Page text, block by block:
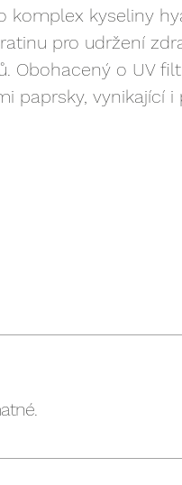
komplex kyseliny
pro udržení
Obohacený o UV
paprsky, vynikající